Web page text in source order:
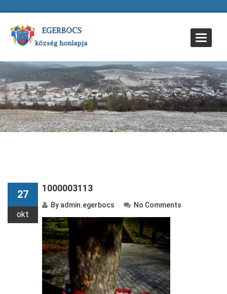
Toggle
27
okt
1000003113
By admin.egerbocs No Comments